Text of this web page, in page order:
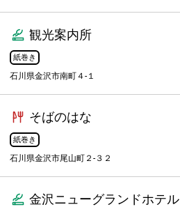
観光案内所
紙巻き
石川県金沢市南町４-１
そばのはな
紙巻き
石川県金沢市尾山町２-３２
金沢ニューグランドホテル